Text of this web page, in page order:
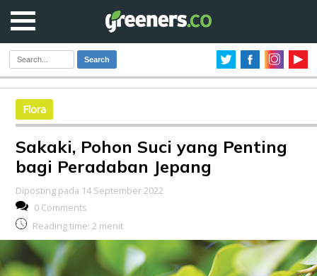
Search
Flora
Sakaki, Pohon Suci yang Penting
bagi Peradaban Jepang
Diposting pada 14 September 2022
0 Comments
Reading time: 2 menit